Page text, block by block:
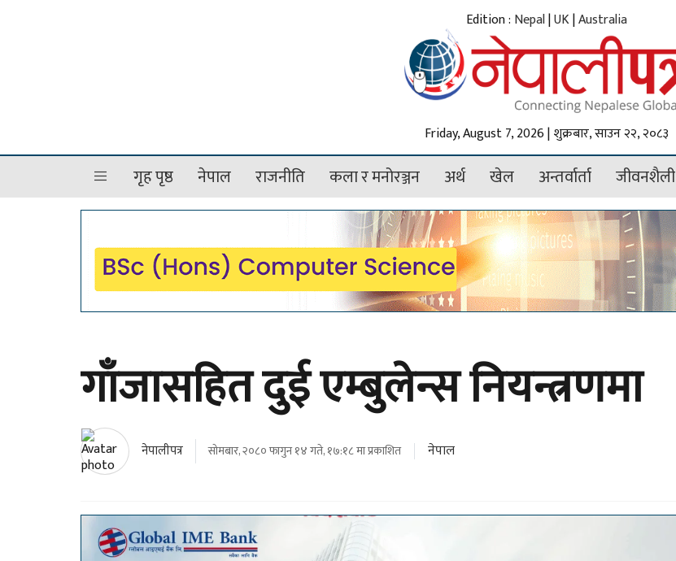
Edition : Nepal|UK|Australia
Friday, August 7, 2026 | शुक्रबार, साउन २२, २०८३
गृह पृष्ठ नेपाल राजनीति कला र मनोरञ्जन अर्थ खेल अन्तर्वार्ता जीवनशैली
गाँजासहित दुई एम्बुलेन्स नियन्त्रणमा
नेपालीपत्र सोमबार, २०८० फागुन १४ गते, १७:१८ मा प्रकाशित नेपाल